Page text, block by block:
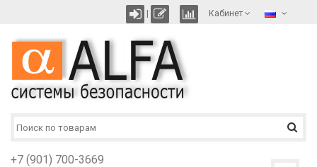
Кабинет
+7 (901) 700-3669